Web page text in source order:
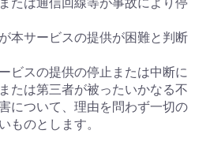
本サービスの提供が困難と判断
ビスの提供の停止または中断に
たは第三者が被ったいかなる不
について、理由を問わず一切の
ものとします。